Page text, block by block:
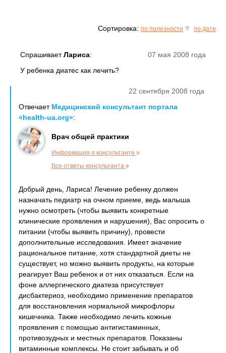
Сортировка: по полезности по дате
07 мая 2008 года
СпрашиваетЛариса:
У ребенка диатес как лечить?
22 сентября 2008 года
Отвечает Медицинский консультант портала
«health-ua.org»:
Врач общей практики
Информация о консультанте
Все ответы консультанта
Добрый день, Лариса! Лечение ребенку должен
назначать педиатр на очном приеме, ведь малыша
нужно осмотреть (чтобы выявить конкретные
клинические проявления и нарушения), Вас опросить о
питании (чтобы выявить причину), провести
дополнительные исследования. Имеет значение
рациональное питание, хотя стандартной диеты не
существует, но можно выявить продукты, на которые
реагирует Ваш ребенок и от них отказаться. Если на
фоне аллергического диатеза присутствует
дисбактериоз, необходимо применение препаратов
для восстановления нормальной микрофлоры
кишечника. Также необходимо лечить кожные
проявления с помощью антигистаминных,
противозудных и местных препаратов. Показаны
витаминные комплексы. Не стоит забывать и об